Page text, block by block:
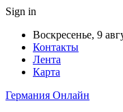
Sign in
Воскресенье, 9
Контакты
Лента
Карта
Германия Онлайн